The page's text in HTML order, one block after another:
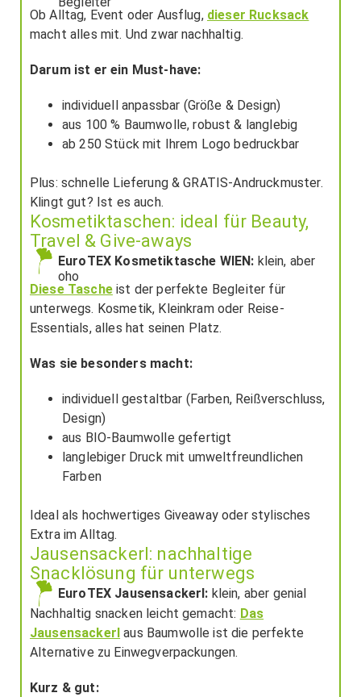
Ob Alltag, Event oder Ausflug, dieser Rucksack
macht alles mit. Und zwar nachhaltig.
Darum ist er ein Must-have:
individuell anpassbar (Größe & Design)
aus 100 % Baumwolle, robust & langlebig
ab 250 Stück mit Ihrem Logo bedruckbar
Plus: schnelle Lieferung & GRATIS-Andruckmuster.
Klingt gut? Ist es auch.
Kosmetiktaschen: ideal für Beauty,
Travel & Give-aways
EuroTEX Kosmetiktasche WIEN: klein, aber
oho
Diese Tascheist der perfekte Begleiter für
unterwegs. Kosmetik, Kleinkram oder Reise-
Essentials, alles hat seinen Platz.
Was sie besonders macht:
individuell gestaltbar (Farben, Reißverschluss,
Design)
aus BIO-Baumwolle gefertigt
langlebiger Druck mit umweltfreundlichen
Farben
Ideal als hochwertiges Giveaway oder stylisches
Extra im Alltag.
Jausensackerl: nachhaltige
Snacklösung für unterwegs
EuroTEX Jausensackerl: klein, aber genial
Nachhaltig snacken leicht gemacht: Das
Jausensackerl aus Baumwolle ist die perfekte
Alternative zu Einwegverpackungen.
Kurz & gut: